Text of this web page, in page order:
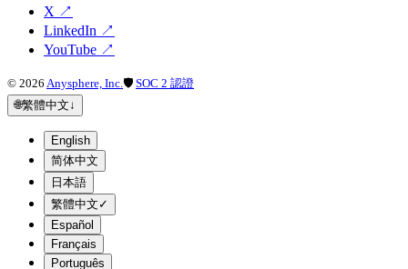
X ↗
LinkedIn ↗
YouTube ↗
© 2026 Anysphere, Inc. 🛡 SOC 2 認證
🌐繁體中文↓
English
简体中文
日本語
繁體中文 ✓
Español
Français
Português